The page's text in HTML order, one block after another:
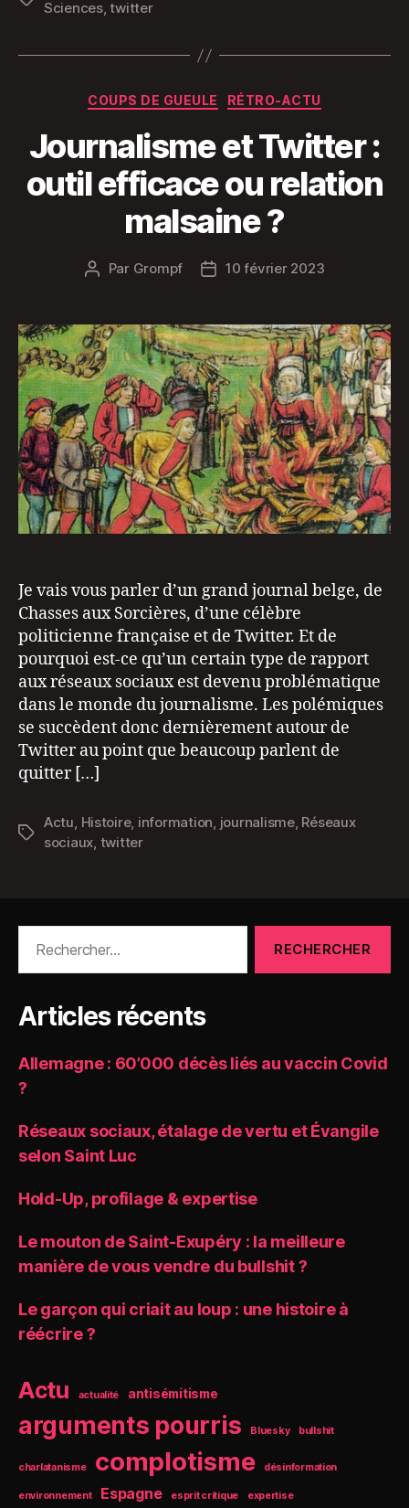
Sciences,twitter
Catégories
COUPS DE GUEULE RÉTRO-ACTU
Journalisme et Twitter :
outil efficace ou relation
malsaine ?
Auteur
Par Grompf
Date10 février 2023
Je vais vous parler d’un grand journal belge, de
Chasses aux Sorcières, d’une célèbre
politicienne française et de Twitter. Et de
pourquoi est-ce qu’un certain type de rapport
aux réseaux sociaux est devenu problématique
dans le monde du journalisme. Les polémiques
se succèdent donc dernièrement autour de
Twitter au point que beaucoup parlent de
quitter […]
Étiquettes
Actu, Histoire, information, journalisme, Réseaux
sociaux, twitter
Articles récents
Allemagne : 60’000 décès liés au vaccin Covid
?
Réseaux sociaux, étalage de vertu et Évangile
selon Saint Luc
Hold-Up, profilage & expertise
Le mouton de Saint-Exupéry : la meilleure
manière de vous vendre du bullshit ?
Le garçon qui criait au loup : une histoire à
réécrire ?
Actu actualité antisémitisme
arguments pourris Bluesky bullshit
charlatanisme complotisme désinformation
environnement Espagne esprit critique expertise